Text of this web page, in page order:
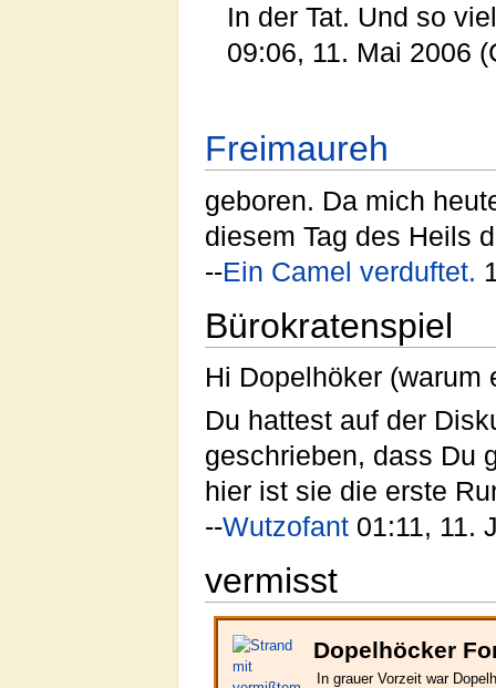
In der Tat. Und so
09:06, 11. Mai 2006
Freimaureh
geboren. Da mich
diesem Tag des Heils
--Ein Camel verduftet.
Bürokratenspiel
Hi Dopelhöker (warum
Du hattest auf der
geschrieben, dass Du
hier ist sie die erste
--Wutzofant 01:11, 11.
vermisst
Dopelhöcker
In grauer Vorzeit war